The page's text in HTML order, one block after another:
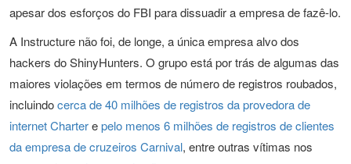
apesar dos esforços do FBI para dissuadir a empresa de fazê-lo.
A Instructure não foi, de longe, a única empresa alvo dos
hackers do ShinyHunters. O grupo está por trás de algumas das
maiores violações em termos de número de registros roubados,
incluindocerca de 40 milhões de registros da provedora de
internet Charterepelo menos 6 milhões de registros de clientes
da empresa de cruzeiros Carnival, entre outras vítimas nos